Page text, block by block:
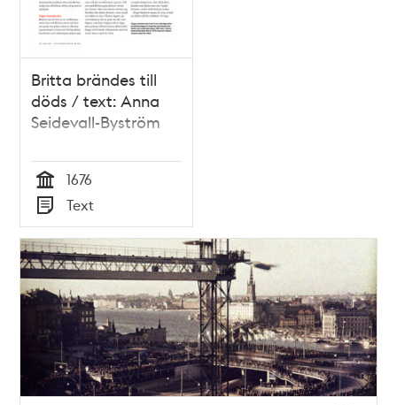
Britta brändes till
döds / text: Anna
Seidevall-Byström
Tid
1676
Typ
Text